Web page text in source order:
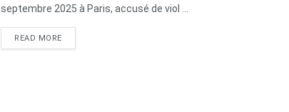
septembre 2025 à Paris, accusé de viol ...
READ MOREDETAILS